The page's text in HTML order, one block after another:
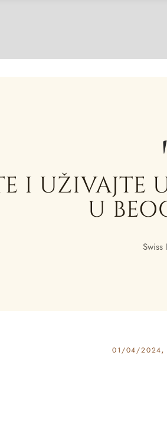
I UŽIVAJTE
U
01/04/2024